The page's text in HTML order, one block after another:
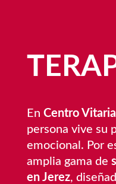
En Centro Vitaria
persona vive su
emocional. Por
amplia gama de
en Jerez,